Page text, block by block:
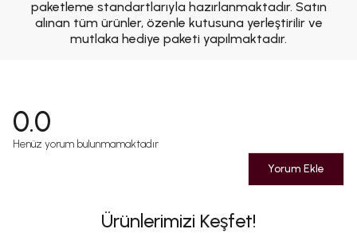
paketleme standartlarıyla hazırlanmaktadır. Satın
alınan tüm ürünler, özenle kutusuna yerleştirilir ve
mutlaka hediye paketi yapılmaktadır.
0.0
Henüz yorum bulunmamaktadır
Yorum Ekle
Ürünlerimizi Keşfet!